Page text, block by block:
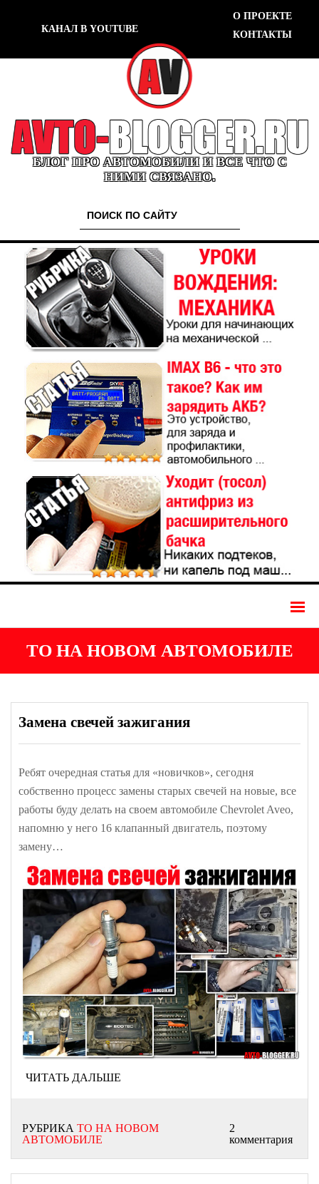
КАНАЛ В YOUTUBE
О ПРОЕКТЕ
КОНТАКТЫ
БЛОГ ПРО АВТОМОБИЛИ И ВСЕ ЧТО С
НИМИ СВЯЗАНО.
ТО НА НОВОМ АВТОМОБИЛЕ
Замена свечей зажигания
Ребят очередная статья для «новичков», сегодня
собственно процесс замены старых свечей на новые, все
работы буду делать на своем автомобиле Chevrolet Aveo,
напомню у него 16 клапанный двигатель, поэтому
замену…
ЧИТАТЬ ДАЛЬШЕ
РУБРИКА ТО НА НОВОМ
АВТОМОБИЛЕ
2
комментария